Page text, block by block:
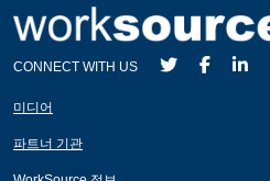
CONNECT WITH US
미디어
파트너 기관